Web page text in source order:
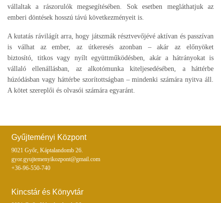
vállaltak a rászorulók megsegítésében. Sok esetben megláthatjuk az
emberi döntések hosszú távú következményeit is.
A kutatás rávilágít arra, hogy játszmák résztvevőjévé aktívan és passzívan
is válhat az ember, az útkeresés azonban – akár az előnyöket
biztosító, titkos vagy nyílt együttműködésben, akár a hátrányokat is
vállaló ellenállásban, az alkotómunka kiteljesedésében, a háttérbe
húzódásban vagy háttérbe szorítottságban – mindenki számára nyitva áll.
A kötet szereplői és olvasói számára egyaránt.
Gyűjteményi Központ
9021 Győr, Káptalandomb 26.
gyor.gyujtemenyikozpont@gmail.com
+36-96-550-740
Kincstár és Könyvtár